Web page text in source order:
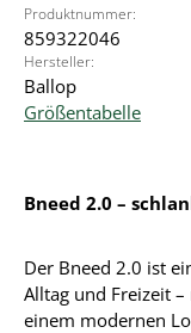
Produktnummer:
859322046
Hersteller:
Ballop
Größentabelle
Bneed 2.0 –
Der Bneed 2.0 ist
Alltag und Freizeit
einem modernen